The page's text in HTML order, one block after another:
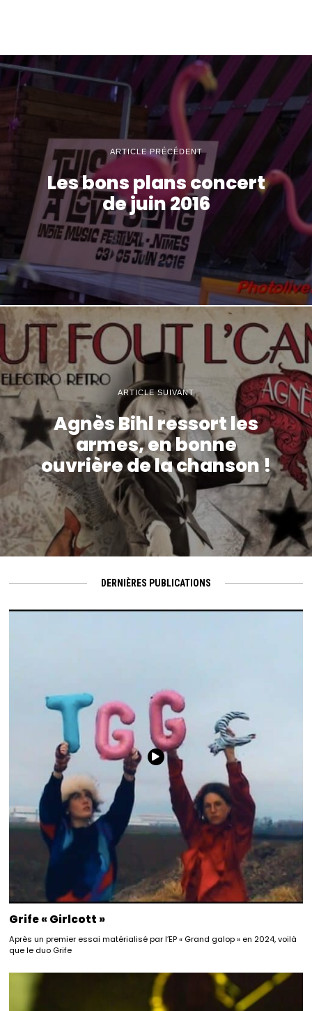
ARTICLE PRÉCÉDENT
Les bons plans concert
de juin 2016
ARTICLE SUIVANT
Agnès Bihl ressort les
armes, en bonne
ouvrière de la chanson !
DERNIÈRES PUBLICATIONS
Grife « Girlcott »
Après un premier essai matérialisé par l’EP « Grand galop » en 2024, voilà
que le duo Grife